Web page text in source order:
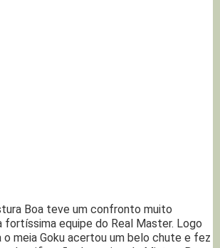
Boa teve um confronto muito
fortíssima equipe do Real Master. Logo
o meia Goku acertou um belo chute e fez